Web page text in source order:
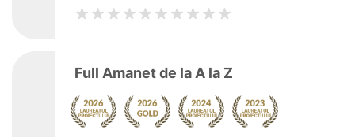
Full Amanet de la A la Z